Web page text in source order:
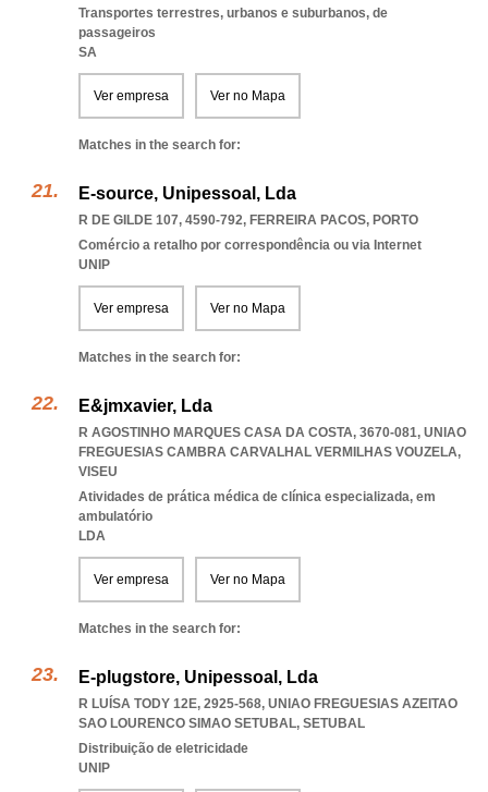
Transportes terrestres, urbanos e suburbanos, de
passageiros
SA
Ver empresa Ver no Mapa
Matches in the search for:
E-source, Unipessoal, Lda
R DE GILDE 107, 4590-792, FERREIRA PACOS, PORTO
Comércio a retalho por correspondência ou via Internet
UNIP
Ver empresa Ver no Mapa
Matches in the search for:
E&jmxavier, Lda
R AGOSTINHO MARQUES CASA DA COSTA, 3670-081, UNIAO
FREGUESIAS CAMBRA CARVALHAL VERMILHAS VOUZELA,
VISEU
Atividades de prática médica de clínica especializada, em
ambulatório
LDA
Ver empresa Ver no Mapa
Matches in the search for:
E-plugstore, Unipessoal, Lda
R LUÍSA TODY 12E, 2925-568, UNIAO FREGUESIAS AZEITAO
SAO LOURENCO SIMAO SETUBAL, SETUBAL
Distribuição de eletricidade
UNIP